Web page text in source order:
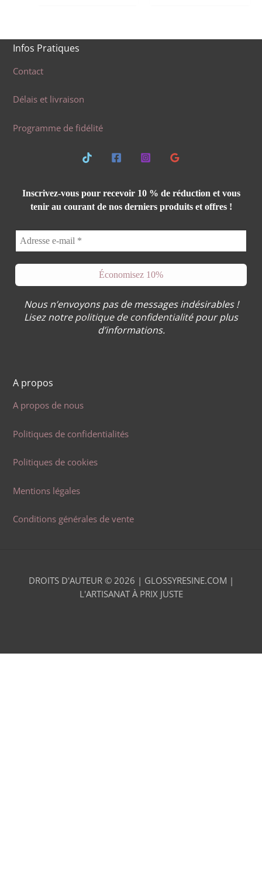
Infos Pratiques
Contact
Délais et livraison
Programme de fidélité
Inscrivez-vous pour recevoir 10 % de réduction et vous
tenir au courant de nos derniers produits et offres !
Nous n’envoyons pas de messages indésirables !
Lisez notrepolitique de confidentialitépour plus
d’informations.
A propos
A propos de nous
Politiques de confidentialités
Politiques de cookies
Mentions légales
Conditions générales de vente
DROITS D'AUTEUR © 2026 | GLOSSYRESINE.COM |
L'ARTISANAT À PRIX JUSTE